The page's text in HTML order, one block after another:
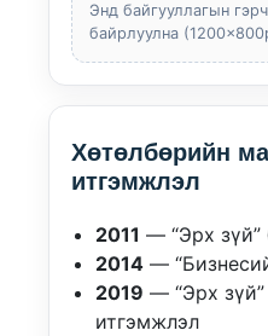
Энд байгууллагын
байрлуулна
Хөтөлбөрийн
итгэмжлэл
2011 — “Эрх зүй”
2014 —
2019 — “Эрх
итгэмжлэл